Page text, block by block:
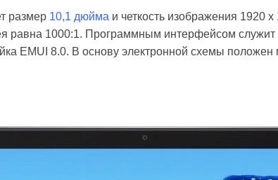
размер 10,1 дюйма и четкость изображения 1920
равна 1000:1. Программным интерфейсом служит
EMUI 8.0. В основу электронной схемы